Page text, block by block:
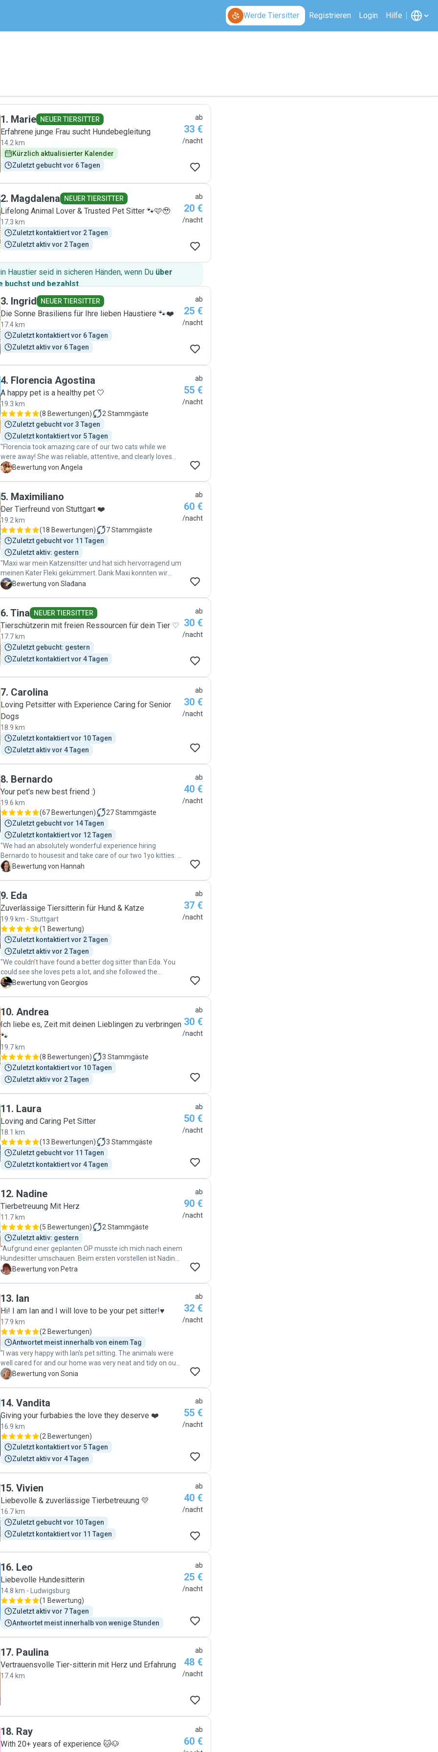
Werde Tiersitter Registrieren Login Hilfe
1. Marie NEUER TIERSITTER
Erfahrene junge Frau sucht Hundebegleitung
14.2 km
Kürzlich aktualisierter Kalender
Zuletzt gebucht vor 6 Tagen
ab
33 €
/nacht
2. Magdalena NEUER TIERSITTER
Lifelong Animal Lover & Trusted Pet Sitter 🐾🩷🥹
17.3 km
Zuletzt kontaktiert vor 2 Tagen
Zuletzt aktiv vor 2 Tagen
ab
20 €
/nacht
Haustier seid in sicheren Händen, wenn Du über
buchst und bezahlst.
3. Ingrid NEUER TIERSITTER
Die Sonne Brasiliens für Ihre lieben Haustiere 🐾❤️
17.4 km
Zuletzt kontaktiert vor 6 Tagen
Zuletzt aktiv vor 6 Tagen
ab
25 €
/nacht
4. Florencia Agostina
A happy pet is a healthy pet 🤍
19.3 km
(8 Bewertungen) 2 Stammgäste
Zuletzt gebucht vor 3 Tagen
Zuletzt kontaktiert vor 5 Tagen
"Florencia took amazing care of our two cats while we
were away! She was reliable, attentive, and clearly loves
animals. She provided regular updates with photos, which
which says a lot about her kind and patient nature. We
returned to find our cats relaxed and content, and our
home just as we left it. We highly recommend Florencia to
anyone looking for a trustworthy and caring cat sitter.
Thank you, Florencia!"
A Bewertung von Angela
ab
55 €
/nacht
5. Maximiliano
Der Tierfreund von Stuttgart ❤️
19.2 km
(18 Bewertungen) 7Stammgäste
Zuletzt gebucht vor 11 Tagen
Zuletzt aktiv: gestern
"Maxi war mein Katzensitter und hat sich hervorragend um
meinen Kater Fleki gekümmert. Dank Maxi konnten wir
unseren Urlaub entspannt genießen. Er stand täglich mit
definitiv wieder buchen. Mein Zuhause war sauber und
ordentlich, man merkte überhaupt nicht, dass jemand da
S Bewertung von Slađana
ab
60 €
/nacht
6. Tina NEUER TIERSITTER
Tierschützerin mit freien Ressourcen für dein Tier ♡
17.7 km
Zuletzt gebucht: gestern
Zuletzt kontaktiert vor 4 Tagen
ab
30 €
/nacht
7. Carolina
Loving Petsitter with Experience Caring for Senior
Dogs
18.9 km
Zuletzt kontaktiert vor 10 Tagen
Zuletzt aktiv vor 4 Tagen
ab
30 €
/nacht
8. Bernardo
Your pet's new best friend :)
19.6 km
(67 Bewertungen) 27Stammgäste
Zuletzt gebucht vor 14 Tagen
Zuletzt kontaktiert vor 12 Tagen
"We had an absolutely wonderful experience hiring
Bernardo to housesit and take care of our two 1yo kitties. It
was our first time leaving them, so we were extra nervous,
belly by the third day! He also took excellent care of our
apartment and left it spotless. We highly recommend him.
The service he offers is worth so much more than the
price. "
H Bewertung von Hannah
ab
40 €
/nacht
9. Eda
Zuverlässige Tiersitterin für Hund & Katze
19.9 km - Stuttgart
(1 Bewertung)
Zuletzt kontaktiert vor 2 Tagen
Zuletzt aktiv vor 2 Tagen
"We couldn’t have found a better dog sitter than Eda. You
could see she loves pets a lot, and she followed the
instructions every day. We had good communication and
found new dog sitters for us when we had to unexpectedly
extend our time away. 5/5"
G Bewertung von Georgios
ab
37 €
/nacht
10. Andrea
Ich liebe es, Zeit mit deinen Lieblingen zu verbringen
🐾
19.7 km
(8 Bewertungen) 3 Stammgäste
Zuletzt kontaktiert vor 10 Tagen
Zuletzt aktiv vor 2 Tagen
ab
30 €
/nacht
11. Laura
Loving and Caring Pet Sitter
18.1 km
(13 Bewertungen) 3 Stammgäste
Zuletzt gebucht vor 11 Tagen
Zuletzt kontaktiert vor 4 Tagen
ab
50 €
/nacht
12. Nadine
Tierbetreuung Mit Herz
11.7 km
(5 Bewertungen) 2 Stammgäste
Zuletzt aktiv: gestern
"Aufgrund einer geplanten OP musste ich mich nach einem
Hundesitter umschauen. Beim ersten vorstellen ist Nadine
von meiner Hündin gleich angenommen worden. Auch
ist blind und Diabetiker und benötigt eine 24/7
Überwachung, darum war's mir sehr wichtig, dass Sie in
ihren eigenen vier Wänden betreut wird, wo sie sich
auskennt. Es hat alles super geklappt, Nadine ist liebevoll
mit ihnen umgegangen. Augentropfen und auch das
Spritzen konnte sie tadellos umsetzten. Ich bekam immer
Updates per Fotos. Eine erneuten Buchung steht nichts im
Wege. Da ich früher entlassen wurde war es eine Nacht
weniger als gebucht."
P Bewertung von Petra
ab
90 €
/nacht
13. Ian
Hi! I am Ian and I will love to be your pet sitter!♥️
17.9 km
(2 Bewertungen)
Antwortet meist innerhalb von einem Tag
"I was very happy with Ian's pet sitting. The animals were
well cared for and our home was very neat and tidy on our
return. "
S Bewertung von Sonia
ab
32 €
/nacht
14. Vandita
Giving your furbabies the love they deserve ❤️
16.9 km
(2 Bewertungen)
Zuletzt kontaktiert vor 5 Tagen
Zuletzt aktiv vor 4 Tagen
ab
55 €
/nacht
15. Vivien
Liebevolle & zuverlässige Tierbetreuung 💛
16.7 km
Zuletzt gebucht vor 10 Tagen
Zuletzt kontaktiert vor 11 Tagen
ab
40 €
/nacht
16. Leo
Liebevolle Hundesitterin
14.8 km - Ludwigsburg
(1 Bewertung)
Zuletzt aktiv vor 7 Tagen
Antwortet meist innerhalb von wenige Stunden
ab
25 €
/nacht
17. Paulina
Vertrauensvolle Tier-sitterin mit Herz und Erfahrung
17.4 km
ab
48 €
/nacht
18. Ray
With 20+ years of experience 🐱🐶
ab
60 €